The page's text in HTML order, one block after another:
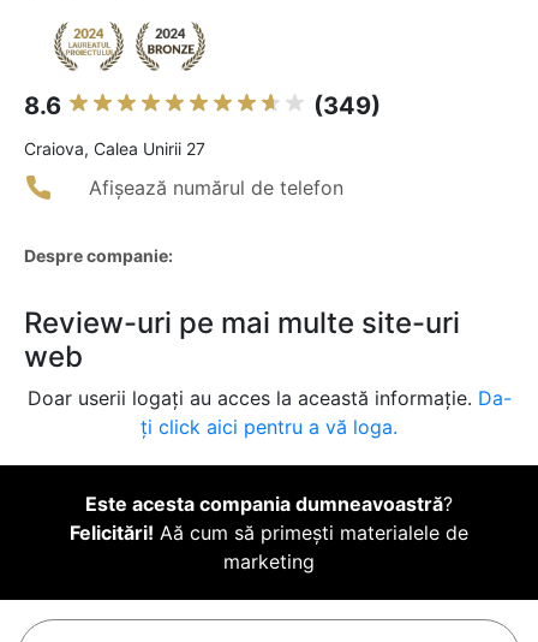
8.6 (349)
Craiova, Calea Unirii 27
Afișează numărul de telefon
Despre companie:
Review-uri pe mai multe site-uri
web
Doar userii logați au acces la această informație. Da-
ți click aici pentru a vă loga.
Este acesta compania dumneavoastră?
Felicitări! Aă cum să primești materialele de
marketing